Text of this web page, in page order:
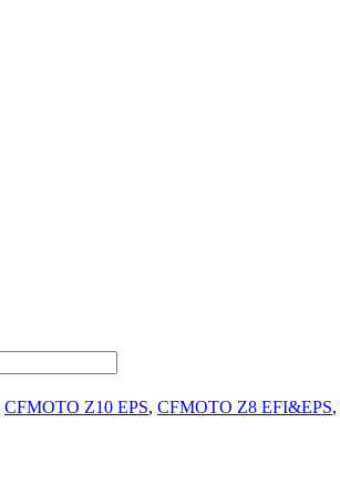
CFMOTO Z10 EPS, CFMOTO Z8 EFI&EPS,